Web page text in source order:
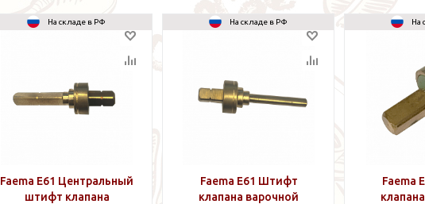
На складе в РФ
Faema E61 Центральный
штифт клапана
На складе в РФ
Faema E61 Штифт
клапана варочной
На
Faema